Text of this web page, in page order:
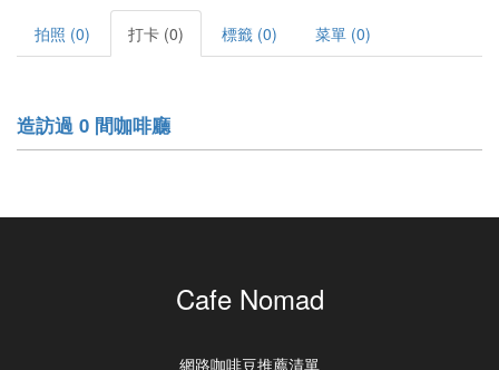
拍照 (0) 打卡 (0) 標籤 (0) 菜單 (0)
造訪過 0 間咖啡廳
Cafe Nomad
網路咖啡豆推薦清單